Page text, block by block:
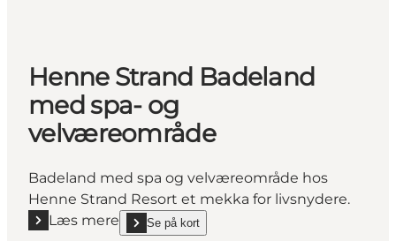
Henne Strand Badeland
med spa- og
velværeområde
Badeland med spa og velværeområde hos
Henne Strand Resort et mekka for livsnydere.
Læs mere
Læs mere "Henne Strand Badeland med spa- og
Se på kort
show Henne Strand Badeland med spa- og